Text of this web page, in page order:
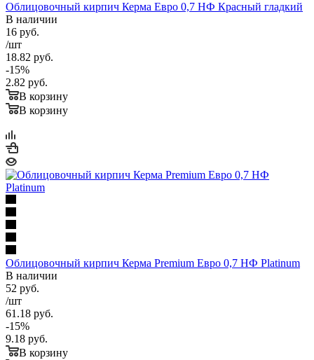
Облицовочный кирпич Керма Евро 0,7 НФ Красный гладкий
В наличии
16 руб.
/шт
18.82 руб.
-15%
2.82 руб.
В корзину
В корзину
Облицовочный кирпич Керма Premium Евро 0,7 НФ Platinum
В наличии
52 руб.
/шт
61.18 руб.
-15%
9.18 руб.
В корзину